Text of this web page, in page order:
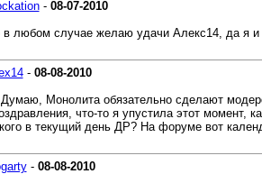
- 08-07-2010
любом случае желаю удачи Алекс14, да я
- 08-08-2010
Монолита обязательно сделают
что-то я упустила этот момент,
в текущий день ДР? На форуме вот
- 08-08-2010